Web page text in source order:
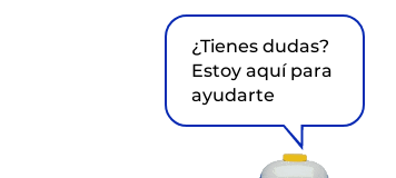
¿Tienes dudas?
Estoy aquí para
ayudarte